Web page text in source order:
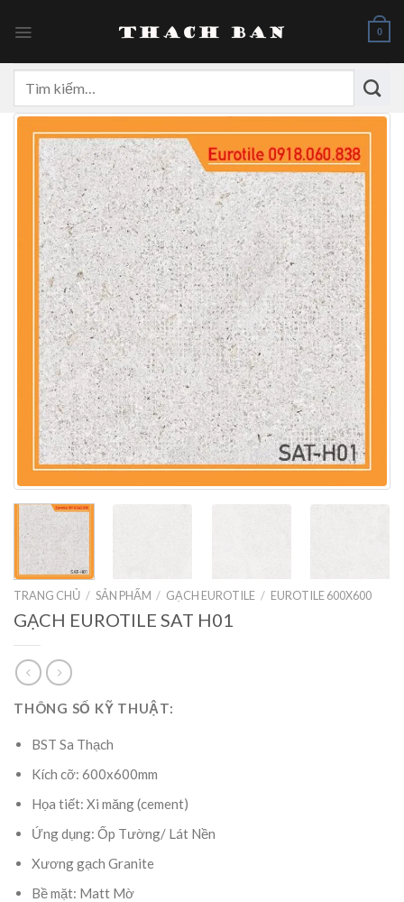
0
kiếm:
TRANG CHỦ / SẢN PHẨM / GẠCH EUROTILE / EUROTILE 600X600
GẠCH EUROTILE SAT H01
THÔNG SỐ KỸ THUẬT:
BST Sa Thạch
Kích cỡ: 600x600mm
Họa tiết: Xi măng (cement)
Ứng dụng: Ốp Tường/ Lát Nền
Xương gạch Granite
Bề mặt: Matt Mờ